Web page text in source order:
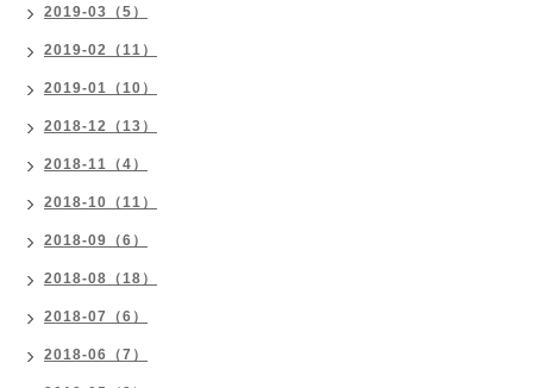
2019-03（5）
2019-02（11）
2019-01（10）
2018-12（13）
2018-11（4）
2018-10（11）
2018-09（6）
2018-08（18）
2018-07（6）
2018-06（7）